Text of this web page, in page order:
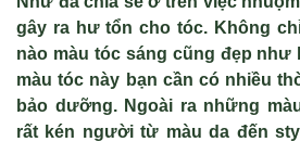
gây ra hư tổn cho tóc. Không
nào màu tóc sáng cũng đẹp như
màu tóc này bạn cần có nhiều
bảo dưỡng. Ngoài ra những
rất kén người từ màu da đến